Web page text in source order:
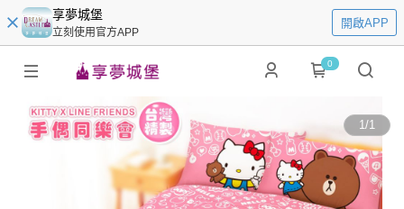
享夢城堡
立刻使用官方APP
開啟APP
0
1/1